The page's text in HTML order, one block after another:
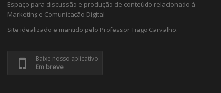
Espaço para discussão e produção de conteúdo relacionado à
Marketing e Comunicação Digital
Site idealizado e mantido pelo Professor Tiago Carvalho.
Baixe nosso aplicativo
Em breve